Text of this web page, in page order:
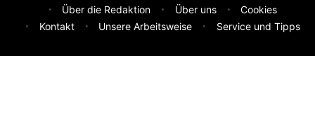
Über die Redaktion
Über uns
Cookies
Kontakt
Unsere Arbeitsweise Service und Tipps